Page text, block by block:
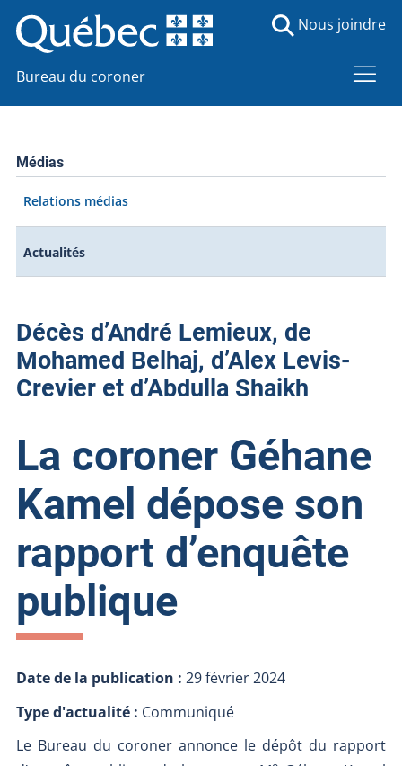
Bureau du coroner
Nous joindre
Médias
Relations médias
Actualités
Décès d’André Lemieux, de
Mohamed Belhaj, d’Alex Levis-
Crevier et d’Abdulla Shaikh
La coroner Géhane
Kamel dépose son
rapport d’enquête
publique
Date de la publication : 29 février 2024
Type d'actualité : Communiqué
Le Bureau du coroner annonce le dépôt du rapport